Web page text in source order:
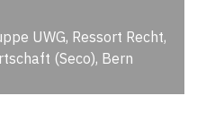
UWG, Ressort Recht,
(Seco), Bern